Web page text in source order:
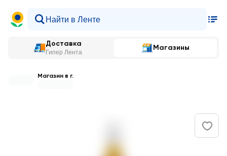
Доставка
Гипер Лента
Магазины
Магазин в г.